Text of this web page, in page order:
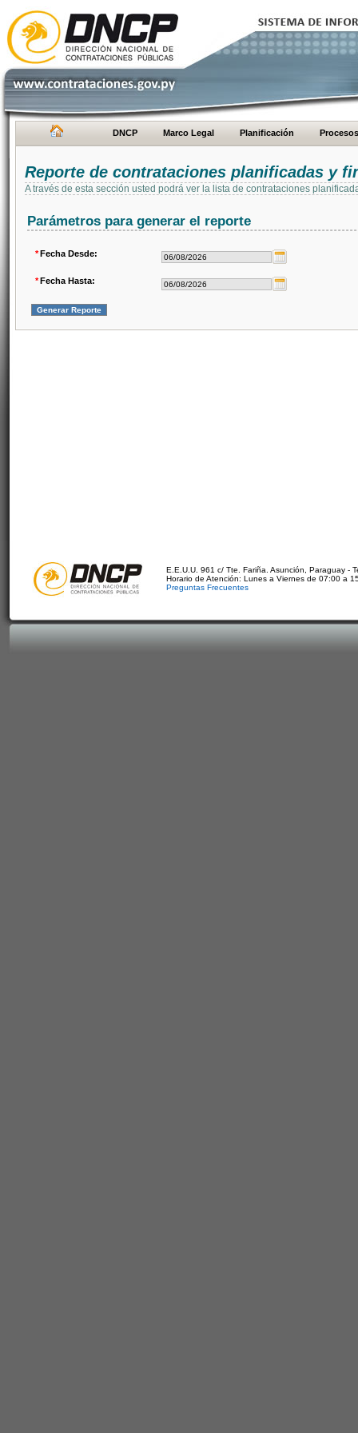
DNCP Marco Legal Planificación Procesos
Reporte de contrataciones planificadas y
A través de esta sección usted podrá ver la lista de contrataciones
Parámetros para generar el reporte
*Fecha Desde:
*Fecha Hasta:
E.E.U.U. 961 c/ Tte. Fariña. Asunción, Paraguay -
Horario de Atención: Lunes a Viernes de 07:00 a
Preguntas Frecuentes